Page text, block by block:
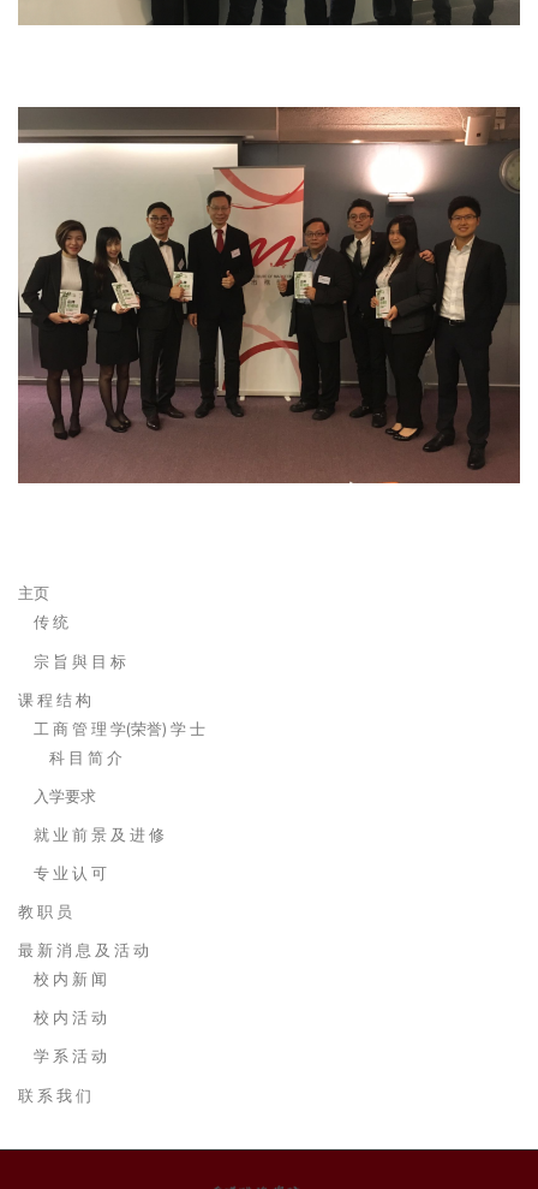
主页
传 统
宗 旨 與 目 标
课 程 结 构
工 商 管 理 学(荣誉) 学 士
科 目 简 介
入学要求
就 业 前 景 及 进 修
专 业 认 可
教 职 员
最 新 消 息 及 活 动
校 内 新 闻
校 内 活 动
学 系 活 动
联 系 我 们